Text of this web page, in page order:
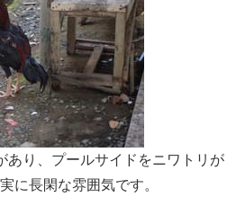
あり、プールサイドをニワトリが
に長閑な雰囲気です。